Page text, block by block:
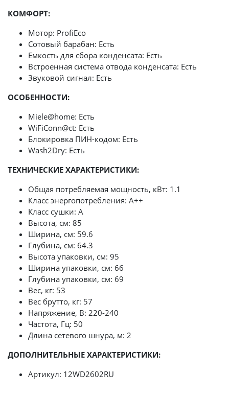
КОМФОРТ:
Мотор: ProfiEco
Сотовый барабан: Есть
Емкость для сбора конденсата: Есть
Встроенная система отвода конденсата: Есть
Звуковой сигнал: Есть
ОСОБЕННОСТИ:
Miele@home: Есть
WiFiConn@ct: Есть
Блокировка ПИН-кодом: Есть
Wash2Dry: Есть
ТЕХНИЧЕСКИЕ ХАРАКТЕРИСТИКИ:
Общая потребляемая мощность, кВт: 1.1
Класс энергопотребления: A++
Класс сушки: A
Высота, см: 85
Ширина, см: 59.6
Глубина, см: 64.3
Высота упаковки, см: 95
Ширина упаковки, см: 66
Глубина упаковки, см: 69
Вес, кг: 53
Вес брутто, кг: 57
Напряжение, В: 220-240
Частота, Гц: 50
Длина сетевого шнура, м: 2
ДОПОЛНИТЕЛЬНЫЕ ХАРАКТЕРИСТИКИ:
Артикул: 12WD2602RU